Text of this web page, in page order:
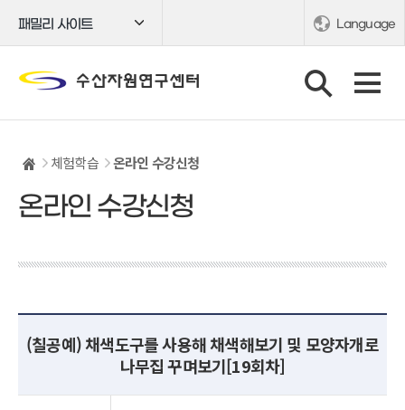
패밀리 사이트 Language
체험학습 온라인 수강신청
온라인 수강신청
(칠공예) 채색도구를 사용해 채색해보기 및 모양자개로
나무집 꾸며보기[19회차]